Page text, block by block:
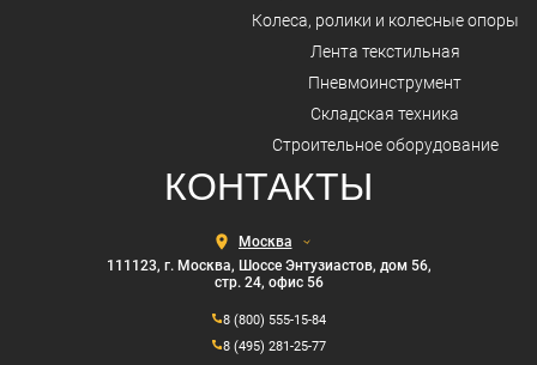
Колеса, ролики и колесные опоры
Лента текстильная
Пневмоинструмент
Складская техника
Строительное оборудование
КОНТАКТЫ
Выберите
город
111123, г. Москва, Шоссе Энтузиастов, дом 56,
стр. 24, офис 56
8 (800) 555-15-84
8 (495) 281-25-77